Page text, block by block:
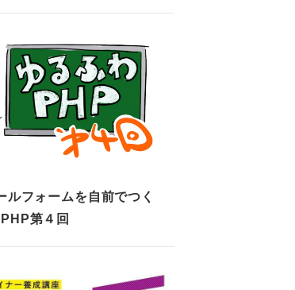
ルフォームを自前でつく
第４回